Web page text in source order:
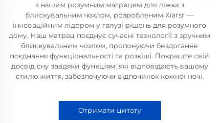
з нашим розумним матрацем для ліжка з
блискувальним чохлом, розробленим Xiarsr —
інноваційним лідером у галузі рішень для розумного
дому. Наш матрац поєднує сучасні технології з зручним
блискувальним чохлом, пропонуючи бездоганне
поєднання функціональності та розкіші. Покращте свій
досвід сну завдяки функціям, які відповідають вашому
стилю життя, забезпечуючи відпочинок кожної ночі.
Отримати цитату